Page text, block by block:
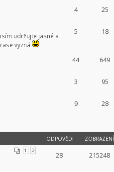
4 25
udržujte jasné a
vyzná
5 18
44 649
3 95
9 28
ODPOVĚDI ZOBRAZENÍ
1 2
28 215248